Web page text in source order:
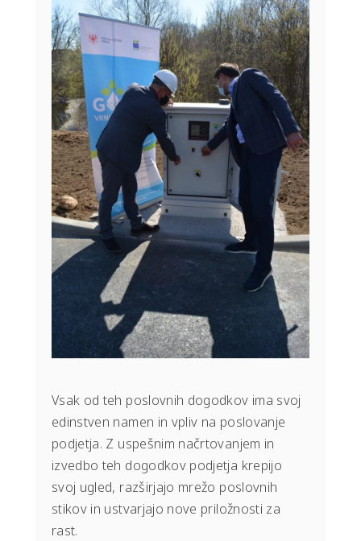
Vsak od teh poslovnih dogodkov ima svoj
edinstven namen in vpliv na poslovanje
podjetja. Z uspešnim načrtovanjem in
izvedbo teh dogodkov podjetja krepijo
svoj ugled, razširjajo mrežo poslovnih
stikov in ustvarjajo nove priložnosti za
rast.